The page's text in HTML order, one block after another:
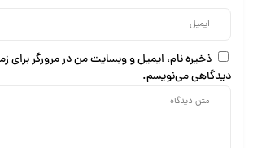
ذخیره نام، ایمیل و وبسایت من در مرورگر برای
دیدگاهی می‌نویسم.